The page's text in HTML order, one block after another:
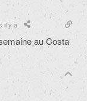
il y a
au Costa